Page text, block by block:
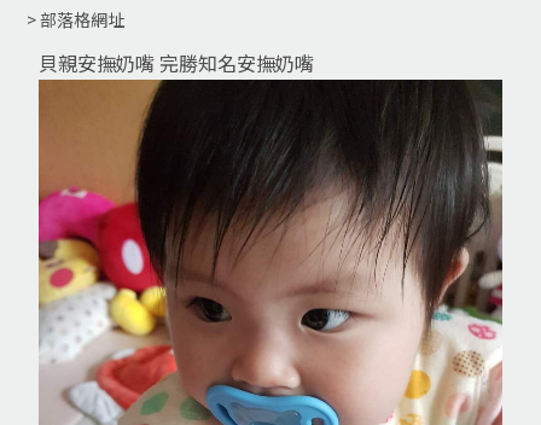
> 部落格網址
貝親安撫奶嘴 完勝知名安撫奶嘴